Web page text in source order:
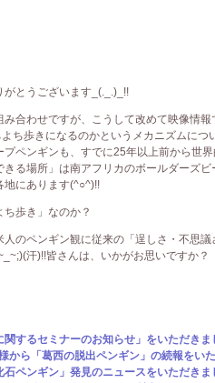
とうございます_(._.)_!!
合わせですが、こうして改めて映像情
ち歩きになるのかというメカニズムに
ペンギンも、すでに25年以上前から世
る場所」は南アフリカのボールダーズ
地にあります(^○^)!!
歩き」なのか？
のペンギン観に従来の「逞しさ・不思
汗)!!皆さんは、いかがお思いですか？
するセミナーのお知らせ」をいただき
から「葛西の脱出ペンギン」の続報をい
ペンギン」発見のニュースをいただき